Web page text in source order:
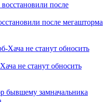
после мегашторма
не станут обносить